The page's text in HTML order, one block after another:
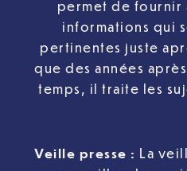
permet de fournir
informations qui
pertinentes juste
que des années
temps, il traite les
Veille presse : La